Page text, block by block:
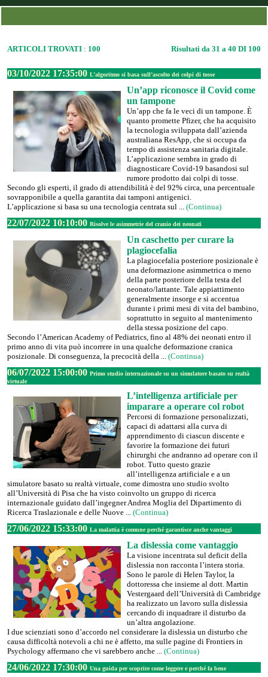
ARTICOLI TROVATI : 100 Risultati da 31 a 40 DI 100
03/10/2022 17:35:00 L’algoritmo si basa sull’ascolto dei colpi di tosse
Un’app riconosce il Covid come
un tampone
Un’app che fa le veci di un tampone. È
quanto promette Pfizer, che ha acquisito
la tecnologia sviluppata dall’azienda
australiana ResApp, che si occupa da
tempo di assistenza sanitaria digitale.
L’applicazione sembra in grado di
diagnosticare Covid-19 basandosi sul
rumore prodotto dai colpi di tosse.
Secondo gli esperti, il grado di attendibilità è del 92% circa, una percentuale
sovrapponibile a quella garantita dai tamponi antigenici.
L’applicazione si basa su una tecnologia centrata sul ... (Continua)
22/07/2022 10:10:00 Risolve le asimmetrie del cranio dei neonati
Un caschetto per curare la
plagiocefalia
La plagiocefalia posteriore posizionale è
una deformazione asimmetrica o meno
della parte posteriore della testa del
neonato/lattante. Tale appiattimento
generalmente insorge e si accentua
durante i primi mesi di vita del bambino,
soprattutto in seguito al mantenimento
della stessa posizione del capo.
Secondo l’American Academy of Pediatrics, fino al 48% dei neonati entro il
primo anno di vita può incorrere in una qualche deformazione cranica
posizionale. Di conseguenza, la precocità della ... (Continua)
06/07/2022 15:00:00 Primo studio internazionale su un simulatore basato su realtà
virtuale
L’intelligenza artificiale per
imparare a operare col robot
Percorsi di formazione personalizzati,
capaci di adattarsi alla curva di
apprendimento di ciascun discente e
favorire la formazione dei futuri
chirurghi che andranno ad operare con il
robot. Tutto questo grazie
all’intelligenza artificiale e a un
simulatore basato su realtà virtuale, come dimostra uno studio svolto
all’Università di Pisa che ha visto coinvolto un gruppo di ricerca
internazionale guidato dall’ingegner Andrea Moglia del Dipartimento di
Ricerca Traslazionale e delle Nuove ... (Continua)
27/06/2022 15:33:00 La malattia è comune perché garantisce anche vantaggi
La dislessia come vantaggio
La visione incentrata sul deficit della
dislessia non racconta l’intera storia.
Sono le parole di Helen Taylor, la
dottoressa che insieme al dott. Martin
Vestergaard dell’Università di Cambridge
ha realizzato un lavoro sulla dislessia
cercando di inquadrare il disturbo da
un’altra angolazione.
I due scienziati sono d’accordo nel considerare la dislessia un disturbo che
causa difficoltà notevoli a chi ne è affetto, ma sulle pagine di Frontiers in
Psychology affermano che vi sarebbero anche ... (Continua)
24/06/2022 17:30:00 Una guida per scoprire come leggere e perché fa bene